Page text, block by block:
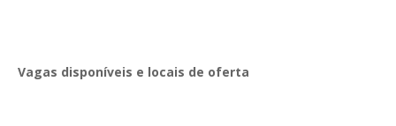
Vagas disponíveis e locais de oferta